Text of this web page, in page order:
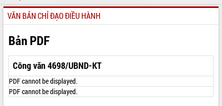
GIỚI THIỆU
LÃNH ĐẠO UBND TỈNH
TIN TỨC SỰ KIỆN
SỞ, BAN, NGÀNH
UBND CÁC XÃ, PHƯỜNG
VĂN BẢN CHỈ ĐẠO ĐIỀU HÀNH
Bản PDF
Công văn 4698/UBND-KT
PDF cannot be displayed.
PDF cannot be displayed.